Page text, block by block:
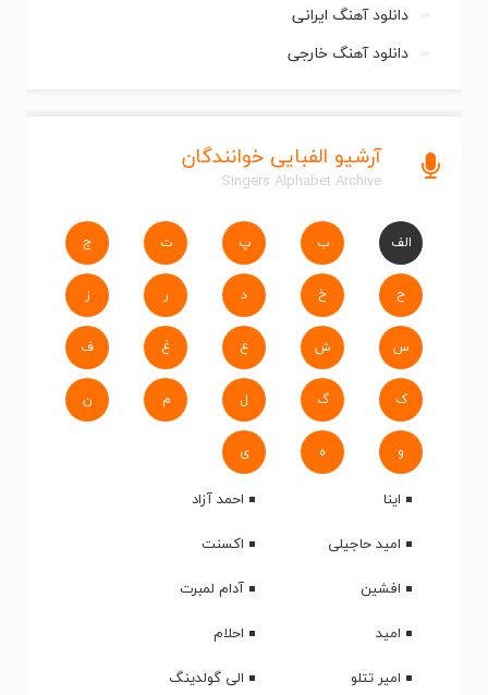
دانلود آهنگ ایرانی
دانلود آهنگ خارجی
آرشیو الفبایی خوانندگان
Singers Alphabet Archive
الف ب پ ت ج
ح خ د ر ز
س ش ع غ ف
ک گ ل م ن
و ه ی
اینا
احمد آزاد
امید حاجیلی
اکسنت
افشین
آدام لمبرت
امید
احلام
امیر تتلو
الی گولدینگ